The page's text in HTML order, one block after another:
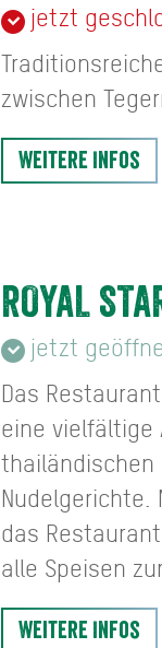
jetzt
zwischen
Weitere Infos
ROYAL
jetzt
Das
eine vielfältige
thailändischen
Nudelgerichte.
das
alle Speisen
Weitere Infos